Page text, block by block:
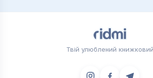
Твій улюблений книжковий